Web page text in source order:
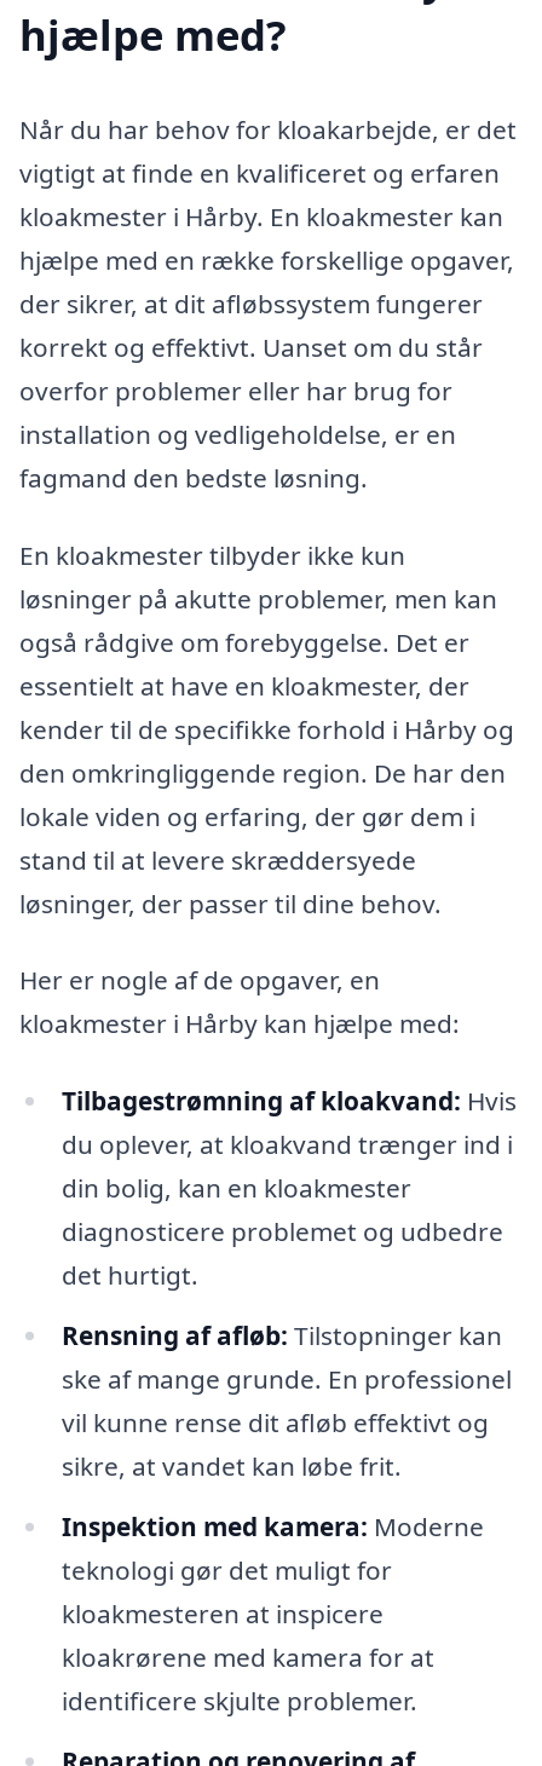
hjælpe med?
Når du har behov for kloakarbejde, er det
vigtigt at finde en kvalificeret og erfaren
kloakmester i Hårby. En kloakmester kan
hjælpe med en række forskellige opgaver,
der sikrer, at dit afløbssystem fungerer
korrekt og effektivt. Uanset om du står
overfor problemer eller har brug for
installation og vedligeholdelse, er en
fagmand den bedste løsning.
En kloakmester tilbyder ikke kun
løsninger på akutte problemer, men kan
også rådgive om forebyggelse. Det er
essentielt at have en kloakmester, der
kender til de specifikke forhold i Hårby og
den omkringliggende region. De har den
lokale viden og erfaring, der gør dem i
stand til at levere skræddersyede
løsninger, der passer til dine behov.
Her er nogle af de opgaver, en
kloakmester i Hårby kan hjælpe med:
Tilbagestrømning af kloakvand: Hvis
du oplever, at kloakvand trænger ind i
din bolig, kan en kloakmester
diagnosticere problemet og udbedre
det hurtigt.
Rensning af afløb: Tilstopninger kan
ske af mange grunde. En professionel
vil kunne rense dit afløb effektivt og
sikre, at vandet kan løbe frit.
Inspektion med kamera: Moderne
teknologi gør det muligt for
kloakmesteren at inspicere
kloakrørene med kamera for at
identificere skjulte problemer.